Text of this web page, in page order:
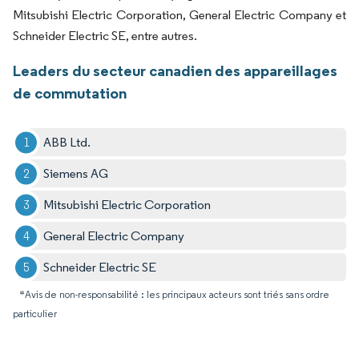
Mitsubishi Electric Corporation, General Electric Company et
Schneider Electric SE, entre autres.
Leaders du secteur canadien des appareillages
de commutation
ABB Ltd.
Siemens AG
Mitsubishi Electric Corporation
General Electric Company
Schneider Electric SE
*Avis de non-responsabilité : les principaux acteurs sont triés sans ordre
particulier